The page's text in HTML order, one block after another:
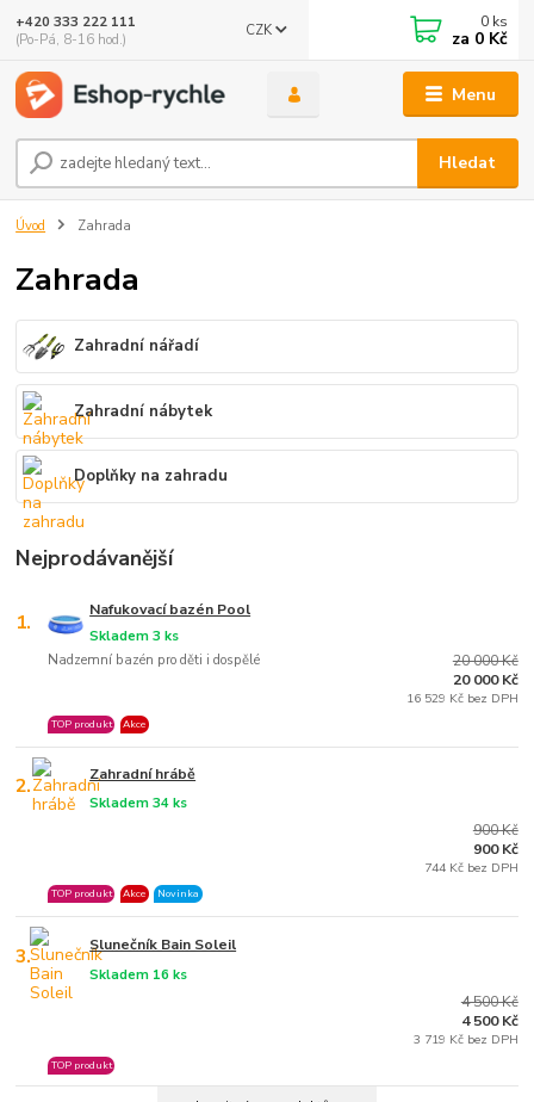
Menu
CZK
Hledat
+420 333 222 111
(Po-Pá, 8-16 hod.)
0 ks
za 0 Kč
Úvod Zahrada
Zahrada
Zahradní nářadí
Zahradní nábytek
Doplňky na zahradu
Nejprodávanější
1. Nafukovací bazén Pool
Nadzemní bazén pro děti i dospělé
Skladem 3 ks
TOP produkt Akce
20 000 Kč
20 000 Kč
16 529 Kč bez DPH
2. Zahradní hrábě
Skladem 34 ks
TOP produkt Akce Novinka
900 Kč
900 Kč
744 Kč bez DPH
3. Slunečník Bain Soleil
Skladem 16 ks
TOP produkt
4 500 Kč
4 500 Kč
3 719 Kč bez DPH
🤖 Eshop-rychle AI Chatbot
DEMO ukázka integrace Chaterimo do platformy eshop-